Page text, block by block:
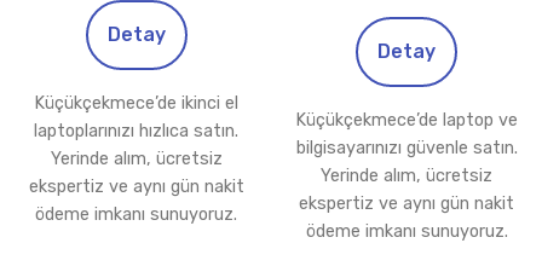
Detay
Küçükçekmece’de ikinci el
laptoplarınızı hızlıca satın.
Yerinde alım, ücretsiz
ekspertiz ve aynı gün nakit
ödeme imkanı sunuyoruz.
Detay
Küçükçekmece’de laptop ve
bilgisayarınızı güvenle satın.
Yerinde alım, ücretsiz
ekspertiz ve aynı gün nakit
ödeme imkanı sunuyoruz.